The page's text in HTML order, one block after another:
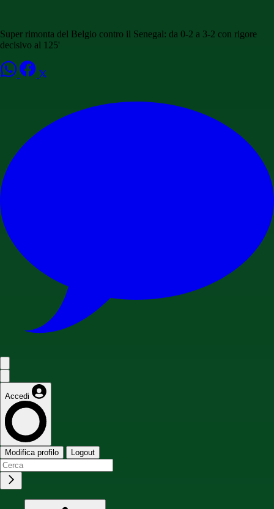
Super rimonta del Belgio contro il Senegal: da 0-2 a 3-2 con rigore
decisivo al 125'
Accedi
Modifica profilo Logout